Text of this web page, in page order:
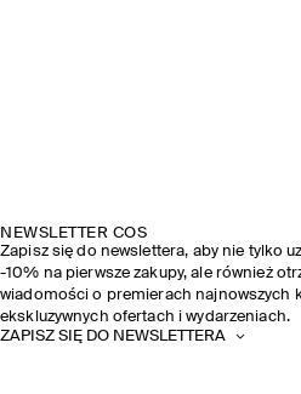
NEWSLETTER COS
Zapisz się do newslettera, aby nie tylko
-10% na pierwsze zakupy, ale również
wiadomości o premierach najnowszych
ekskluzywnych ofertach i wydarzeniach.
ZAPISZ SIĘ DO NEWSLETTERA